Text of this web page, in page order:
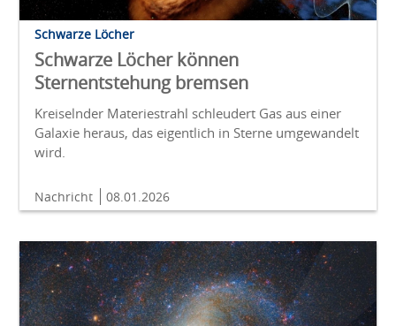
Schwarze Löcher
Schwarze Löcher können
Sternentstehung bremsen
Kreiselnder Materiestrahl schleudert Gas aus einer
Galaxie heraus, das eigentlich in Sterne umgewandelt
wird.
Nachricht 08.01.2026